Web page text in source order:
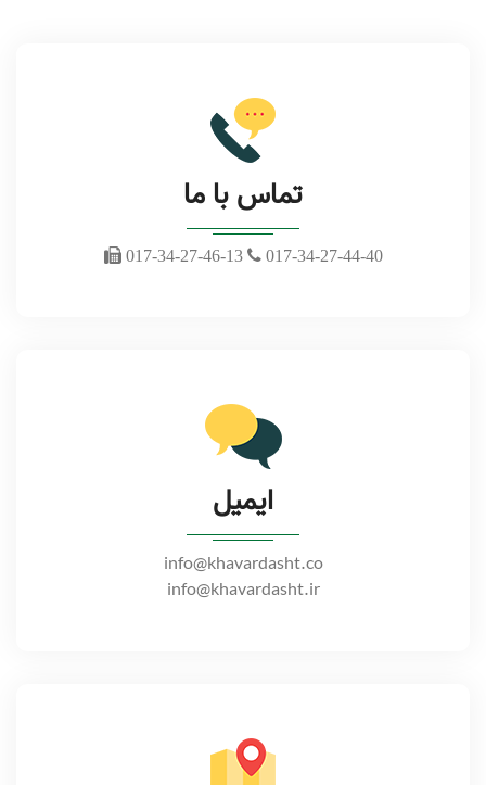
تماس با ما
017-34-27-44-40
017-34-27-46-13
ایمیل
info@khavardasht.co
info@khavardasht.ir